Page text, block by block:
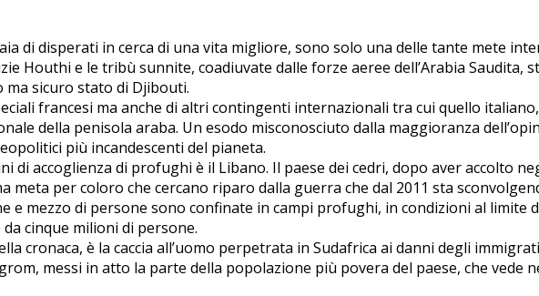
di disperati in cerca di una vita migliore, sono solo una delle tante mete
Houthi e le tribù sunnite, coadiuvate dalle forze aeree dell’Arabia Saudita,
sicuro stato di Djibouti.
francesi ma anche di altri contingenti internazionali tra cui quello
della penisola araba. Un esodo misconosciuto dalla maggioranza
più incandescenti del pianeta.
accoglienza di profughi è il Libano. Il paese dei cedri, dopo aver accolto
per coloro che cercano riparo dalla guerra che dal 2011 sta
e mezzo di persone sono confinate in campi profughi, in condizioni al limite
cinque milioni di persone.
cronaca, è la caccia all’uomo perpetrata in Sudafrica ai danni degli
messi in atto la parte della popolazione più povera del paese, che vede